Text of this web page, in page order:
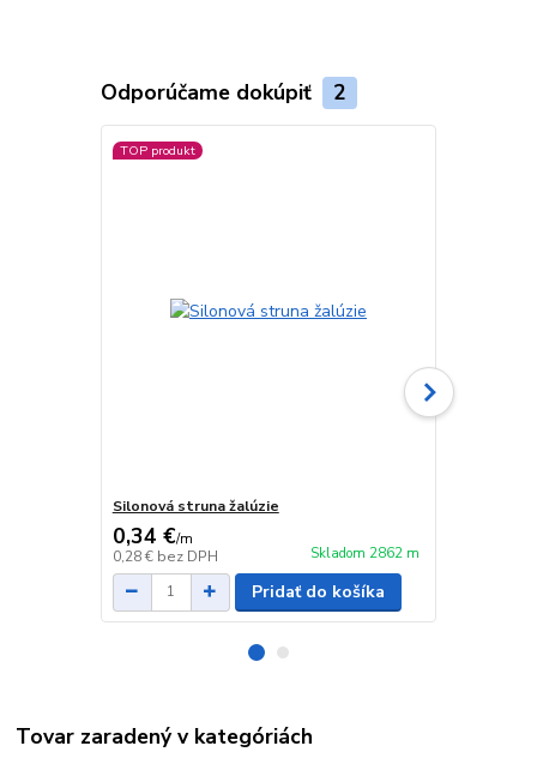
Odporúčame dokúpiť 2
TOP produkt
Silonová struna žalúzie
0,34 €/m
0,28 € bez DPH Skladom 2862 m
Pridať do košíka
Tovar zaradený v kategóriách